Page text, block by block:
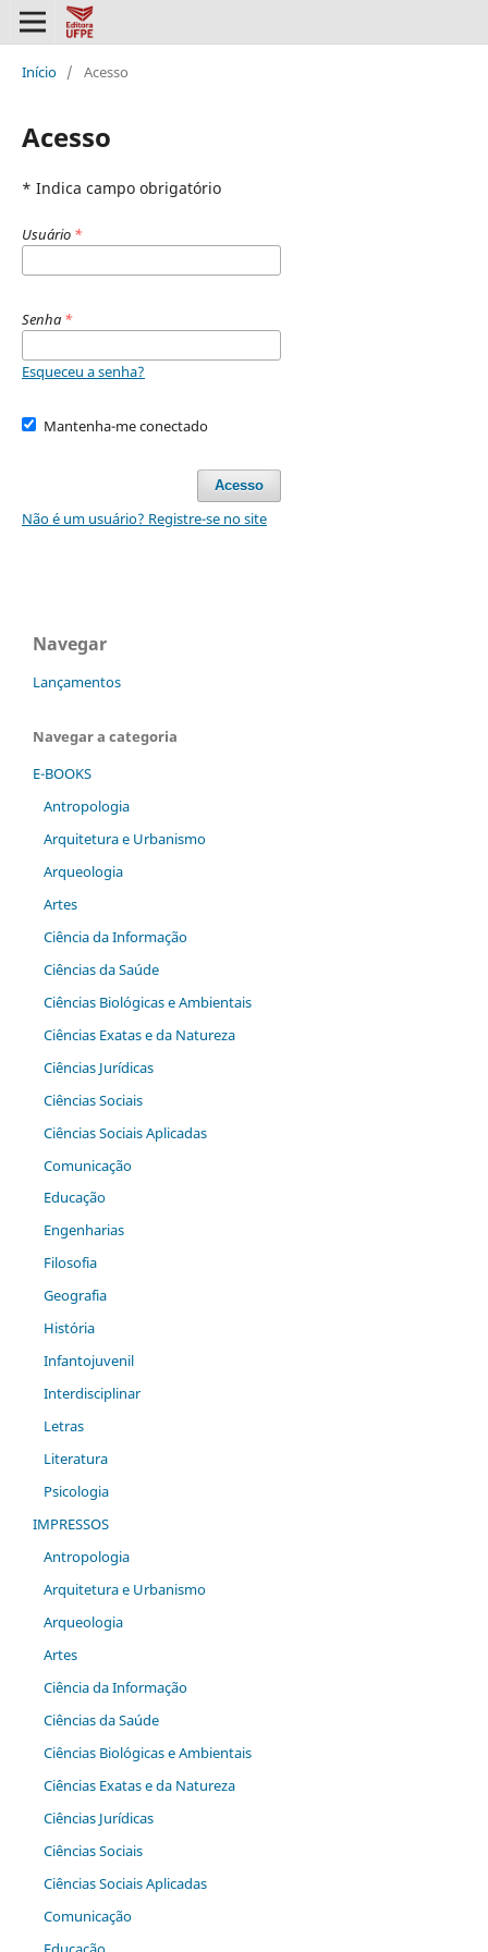
Início / Acesso
Acesso
* Indica campo obrigatório
Usuário *
Senha *
Esqueceu a senha?
Mantenha-me conectado
Acesso
Não é um usuário? Registre-se no site
Navegar
Lançamentos
Navegar a categoria
E-BOOKS
Antropologia
Arquitetura e Urbanismo
Arqueologia
Artes
Ciência da Informação
Ciências da Saúde
Ciências Biológicas e Ambientais
Ciências Exatas e da Natureza
Ciências Jurídicas
Ciências Sociais
Ciências Sociais Aplicadas
Comunicação
Educação
Engenharias
Filosofia
Geografia
História
Infantojuvenil
Interdisciplinar
Letras
Literatura
Psicologia
IMPRESSOS
Antropologia
Arquitetura e Urbanismo
Arqueologia
Artes
Ciência da Informação
Ciências da Saúde
Ciências Biológicas e Ambientais
Ciências Exatas e da Natureza
Ciências Jurídicas
Ciências Sociais
Ciências Sociais Aplicadas
Comunicação